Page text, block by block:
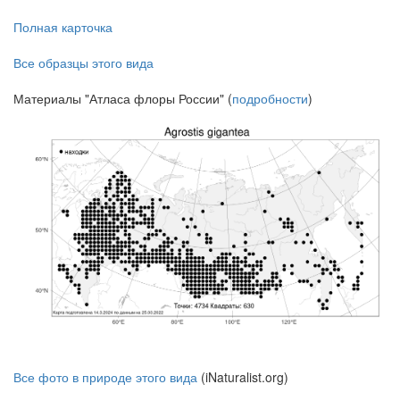
Полная карточка
Все образцы этого вида
Материалы "Атласа флоры России" (подробности)
Все фото в природе этого вида (iNaturalist.org)